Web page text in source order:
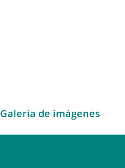
Galería de imágenes